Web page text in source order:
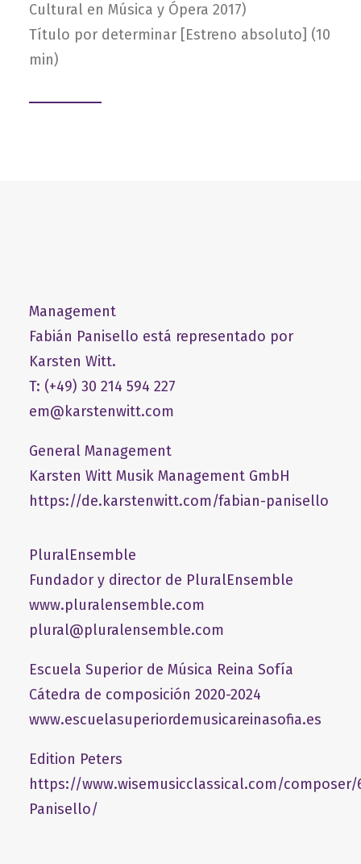
Cultural en Música y Ópera 2017)
Título por determinar [Estreno absoluto] (10
min)
Management
Fabián Panisello está representado por
Karsten Witt.
T: (+49) 30 214 594 227
em@karstenwitt.com
General Management
​Karsten Witt Musik Management GmbH​
https://de.karstenwitt.com/fabian-panisello
PluralEnsemble
Fundador y director de PluralEnsemble
www.pluralensemble.com
plural@pluralensemble.com
Escuela Superior de Música Reina Sofía
Cátedra de composición 2020-2024
www.escuelasuperiordemusicareinasofia.es
Edition Peters
https://www.wisemusicclassical.com/composer/
Panisello/